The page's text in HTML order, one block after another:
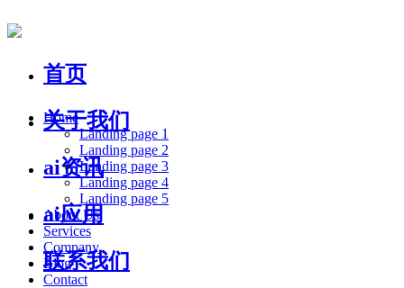
首页
关于我们
ai资讯
ai应用
联系我们
Home
Landing page 1
Landing page 2
Landing page 3
Landing page 4
Landing page 5
About Us
Services
Company
Blog
Contact